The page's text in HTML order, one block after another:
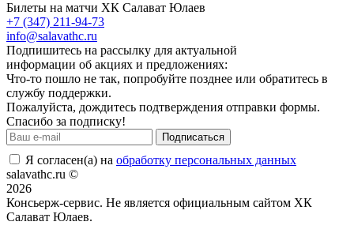
Билеты на матчи ХК Салават Юлаев
+7 (347) 211-94-73
info@salavathc.ru
Подпишитесь на рассылку для актуальной
информации об акциях и предложениях:
Что-то пошло не так, попробуйте позднее или обратитесь в
службу поддержки.
Пожалуйста, дождитесь подтверждения отправки формы.
Спасибо за подписку!
Подписаться
Я согласен(а) на обработку персональных данных
salavathc.ru ©
2026
Консьерж-сервис. Не является официальным сайтом ХК
Салават Юлаев.